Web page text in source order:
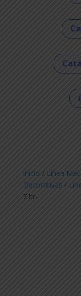
Inicio / Linea
Decorativas /
7 ltr-